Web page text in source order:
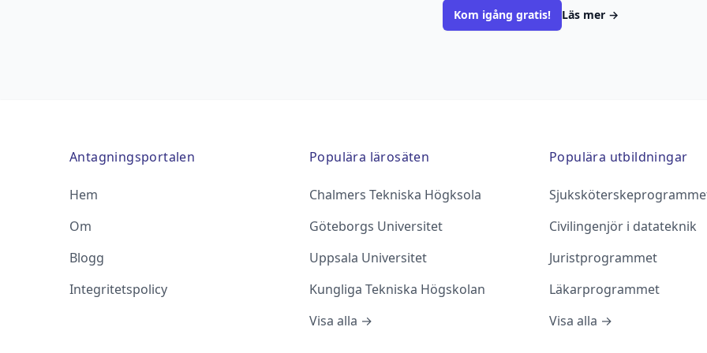
Kom igång gratis! Läs mer →
Antagningsportalen
Hem
Om
Blogg
Integritetspolicy
Populära lärosäten
Chalmers Tekniska Högksola
Göteborgs Universitet
Uppsala Universitet
Kungliga Tekniska Högskolan
Visa alla →
Populära utbildningar
Civilingenjör i datateknik
Juristprogrammet
Läkarprogrammet
Visa alla →